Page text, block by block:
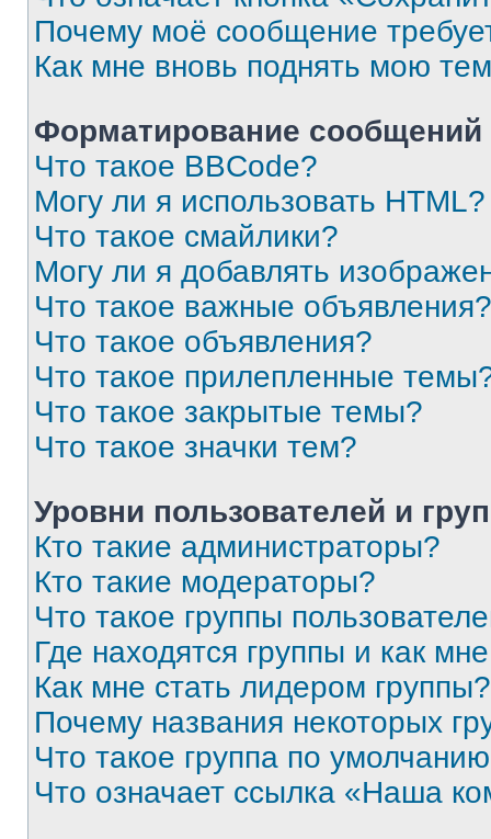
Почему моё сообщение
Как мне вновь поднять мою
Форматирование
Что такое BBCode?
Могу ли я использовать HTML?
Что такое смайлики?
Могу ли я добавлять
Что такое важные объявления?
Что такое объявления?
Что такое прилепленные
Что такое закрытые темы?
Что такое значки тем?
Уровни пользователей и
Кто такие администраторы?
Кто такие модераторы?
Что такое группы
Где находятся группы и как
Как мне стать лидером группы?
Почему названия некоторых
Что такое группа по
Что означает ссылка «Наша